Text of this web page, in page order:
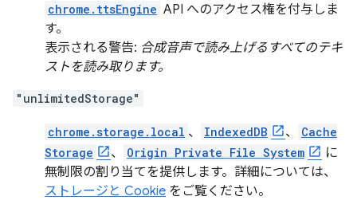
chrome.ttsEngine API へのアクセス権を付与しま
す。
表示される警告: 合成音声で読み上げるすべてのテキ
ストを読み取ります。
"unlimitedStorage"
chrome.storage.local 、 IndexedDB 、
Cache
Storage
、 Origin Private File System
に
無制限の割り当てを提供します。詳細については、
ストレージと Cookie をご覧ください。